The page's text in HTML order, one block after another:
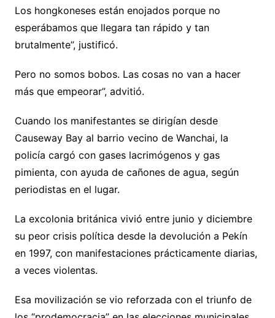
Los hongkoneses están enojados porque no
esperábamos que llegara tan rápido y tan
brutalmente”, justificó.
Pero no somos bobos. Las cosas no van a hacer
más que empeorar”, advitió.
Cuando los manifestantes se dirigían desde
Causeway Bay al barrio vecino de Wanchai, la
policía cargó con gases lacrimógenos y gas
pimienta, con ayuda de cañones de agua, según
periodistas en el lugar.
La excolonia británica vivió entre junio y diciembre
su peor crisis política desde la devolución a Pekín
en 1997, con manifestaciones prácticamente diarias,
a veces violentas.
Esa movilización se vio reforzada con el triunfo de